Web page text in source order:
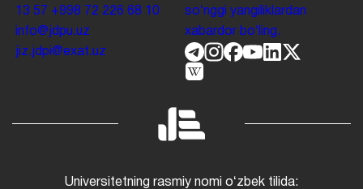
13 57 +998 72 226 68 10
info@jdpu.uz
jiz.jdpi@exat.uz
soʻnggi yangiliklardan
xabardor boʻling.
Universitetning rasmiy nomi oʻzbek tilida: